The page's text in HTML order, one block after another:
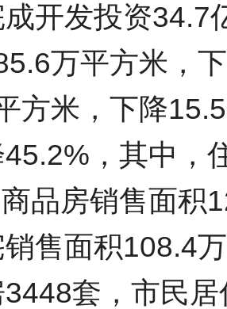
开发投资34.7
万平方米，
方米，下降
，其中，
品房销售面积
售面积108.4
套，市民